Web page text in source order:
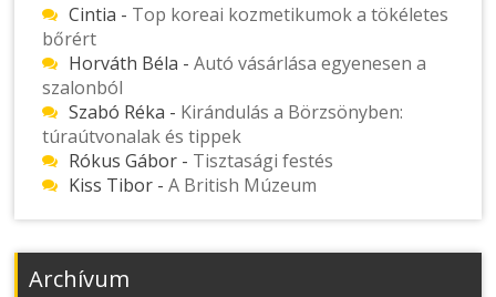
Cintia - Top koreai kozmetikumok a tökéletes
bőrért
Horváth Béla -Autó vásárlása egyenesen a
szalonból
Szabó Réka - Kirándulás a Börzsönyben:
túraútvonalak és tippek
Rókus Gábor - Tisztasági festés
Kiss Tibor -A British Múzeum
Archívum